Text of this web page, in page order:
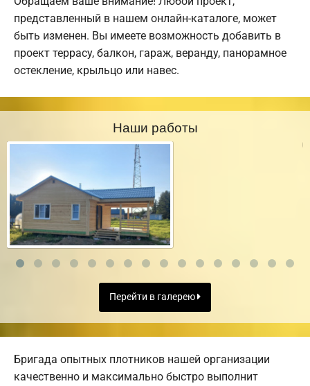
представленный в нашем онлайн-каталоге, может
быть изменен. Вы имеете возможность добавить в
проект террасу, балкон, гараж, веранду, панорамное
остекление, крыльцо или навес.
Наши работы
Перейти в галерею
Бригада опытных плотников нашей организации
качественно и максимально быстро выполнит